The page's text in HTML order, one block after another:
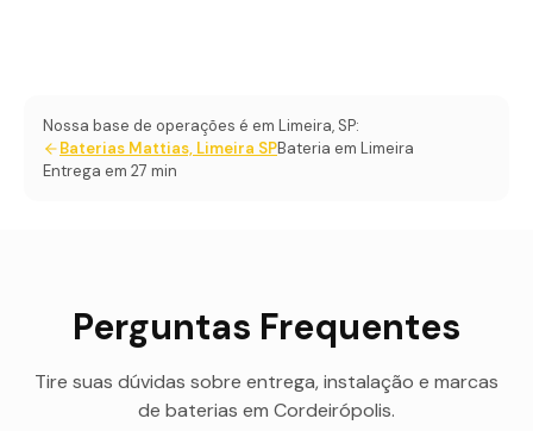
Nossa base de operações é em Limeira, SP:
Baterias Mattias, Limeira SPBateria em Limeira
Entrega em 27 min
Perguntas Frequentes
Tire suas dúvidas sobre entrega, instalação e marcas
de baterias em Cordeirópolis.